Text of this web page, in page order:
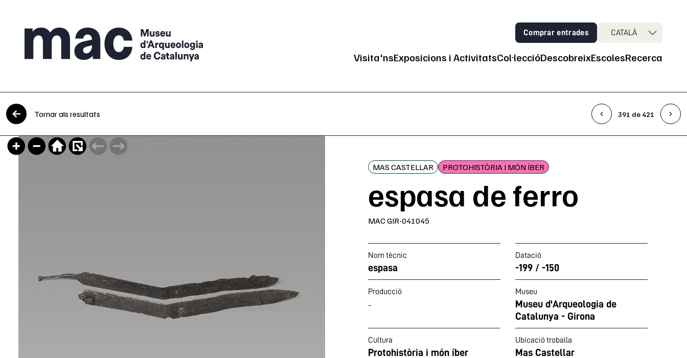
Vés al contingut Comprar entrades CATALÀ
Navegació principal
Visita'nsExposicions i ActivitatsCol·leccióDescobreixEscolesRecerca
Tornar als resultats 391 de 421
MAS CASTELLAR PROTOHISTÒRIA I MÓN ÍBER
espasa de ferro
MAC GIR-041045
Nom tècnic
espasa
Datació
-199 / -150
Producció
-
Museu
Museu d'Arqueologia de
Catalunya - Girona
Cultura
Protohistòria i món íber
Ubicació troballa
Mas Castellar